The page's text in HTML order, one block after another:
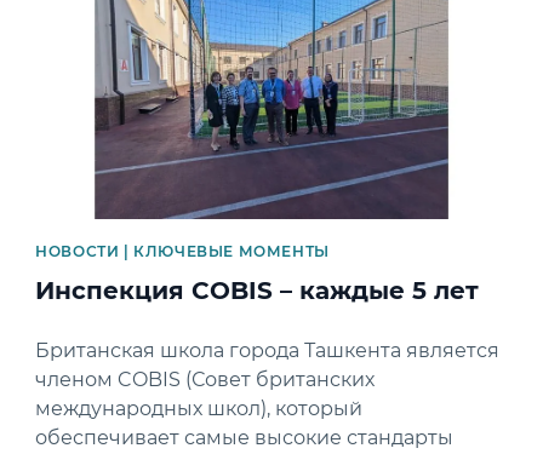
НОВОСТИ | КЛЮЧЕВЫЕ МОМЕНТЫ
Инспекция COBIS – каждые 5 лет
Британская школа города Ташкента является
членом COBIS (Совет британских
международных школ), который
обеспечивает самые высокие стандарты